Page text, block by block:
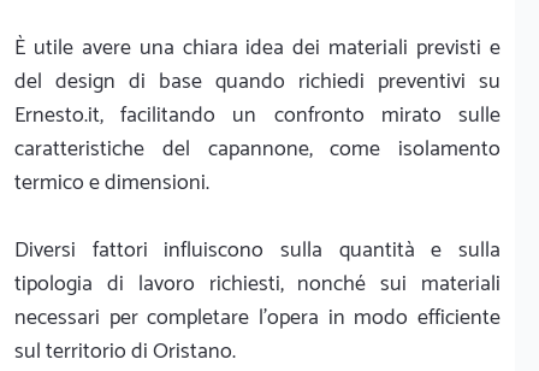
È utile avere una chiara idea dei materiali previsti e
del design di base quando richiedi preventivi su
Ernesto.it, facilitando un confronto mirato sulle
caratteristiche del capannone, come isolamento
termico e dimensioni.
Diversi fattori influiscono sulla quantità e sulla
tipologia di lavoro richiesti, nonché sui materiali
necessari per completare l'opera in modo efficiente
sul territorio di Oristano.